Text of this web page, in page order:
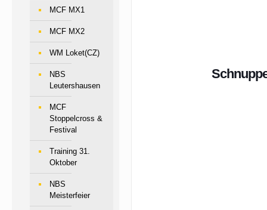
MCF MX1
MCF MX2
WM Loket(CZ)
NBS
Leutershausen
MCF
Stoppelcross &
Festival
Training 31.
Oktober
NBS
Meisterfeier